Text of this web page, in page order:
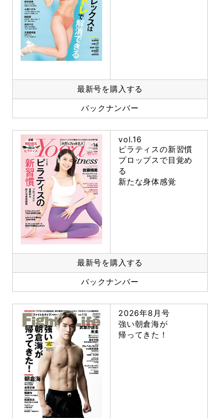
最新号を購入する
バックナンバー
vol.16
ピラティスの新習慣
プロップスで目覚め
る
新たな身体感覚
最新号を購入する
バックナンバー
2026年8月号
強い朝倉海が
帰ってきた！